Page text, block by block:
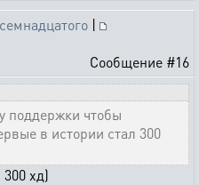
|
Сообщение #16
поддержки чтобы
в истории стал 300
хд)